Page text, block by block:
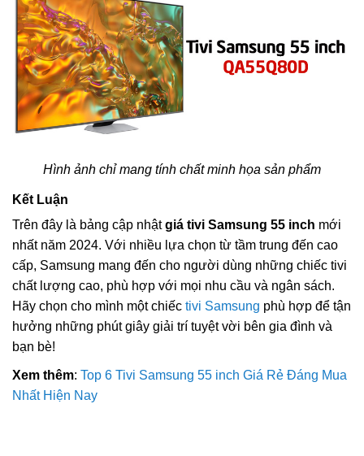
Hình ảnh chỉ mang tính chất minh họa sản phẩm
Kết Luận
Trên đây là bảng cập nhậtgiá tivi Samsung 55 inch mới
nhất năm 2024. Với nhiều lựa chọn từ tầm trung đến cao
cấp, Samsung mang đến cho người dùng những chiếc tivi
chất lượng cao, phù hợp với mọi nhu cầu và ngân sách.
Hãy chọn cho mình một chiếc tivi Samsung phù hợp để tận
hưởng những phút giây giải trí tuyệt vời bên gia đình và
bạn bè!
Xem thêm: Top 6 Tivi Samsung 55 inch Giá Rẻ Đáng Mua
Nhất Hiện Nay